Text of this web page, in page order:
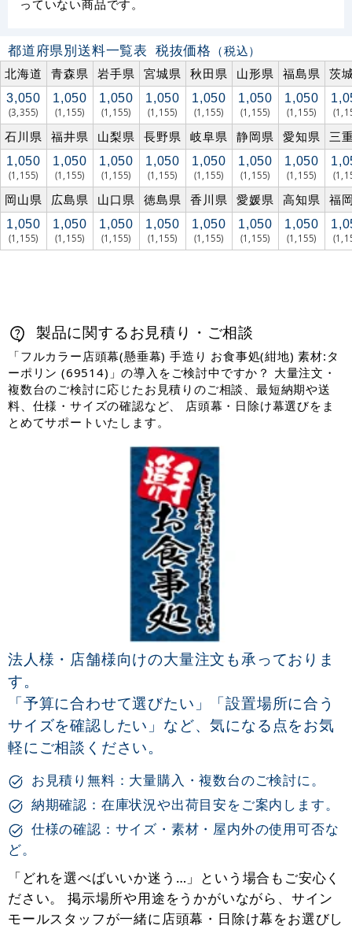
っていない商品です。
都道府県別送料一覧表 税抜価格 （税込）
北海道
青森県 岩手県 宮城県 秋田県 山形県 福島県 茨
3,050
(3,355)
1,050
(1,155)
1,050
(1,155)
1,050
(1,155)
1,050
(1,155)
1,050
(1,155)
1,050
(1,155)
石川県 福井県 山梨県 長野県 岐阜県 静岡県 愛知県 三
1,050
(1,155)
1,050
(1,155)
1,050
(1,155)
1,050
(1,155)
1,050
(1,155)
1,050
(1,155)
1,050
(1,155)
岡山県 広島県 山口県 徳島県 香川県 愛媛県 高知県 福
1,050
(1,155)
1,050
(1,155)
1,050
(1,155)
1,050
(1,155)
1,050
(1,155)
1,050
(1,155)
1,050
(1,155)
製品に関するお見積り・ご相談
「フルカラー店頭幕(懸垂幕) 手造り お食事処(紺地) 素材:タ
ーポリン (69514)」の導入をご検討中ですか？ 大量注文・
複数台のご検討に応じたお見積りのご相談、最短納期や送
料、仕様・サイズの確認など、 店頭幕・日除け幕選びをま
とめてサポートいたします。
法人様・店舗様向けの大量注文も承っておりま
す。
「予算に合わせて選びたい」「設置場所に合う
サイズを確認したい」など、気になる点をお気
軽にご相談ください。
お見積り無料：大量購入・複数台のご検討に。
納期確認：在庫状況や出荷目安をご案内します。
仕様の確認：サイズ・素材・屋内外の使用可否な
ど。
「どれを選べばいいか迷う…」という場合もご安心く
ださい。 掲示場所や用途をうかがいながら、サイン
モールスタッフが一緒に店頭幕・日除け幕をお選びし